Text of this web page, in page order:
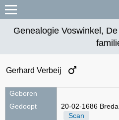
Genealogie Voswinkel,
Gerhard Verbeij
Geboren
Gedoopt
20-02-1686
Scan